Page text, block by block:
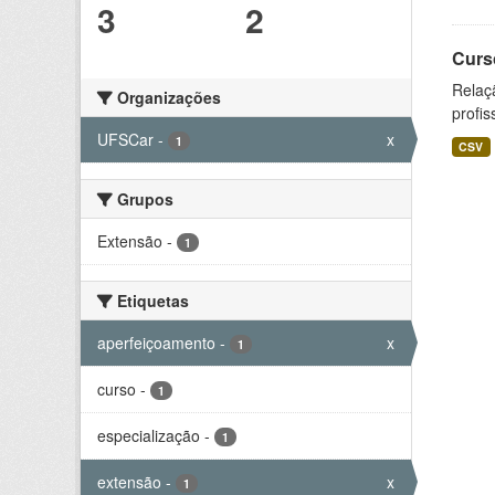
3 2
Organizações
UFSCar - 1 x
Grupos
Extensão - 1
Etiquetas
aperfeiçoamento - 1 x
curso - 1
especialização - 1
extensão - 1 x
CSV